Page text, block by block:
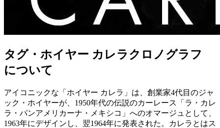
タグ・ホイヤー カレラクロノグラフ
について
アイコニックな「ホイヤー カレラ」は、創業家4代目のジャ
ック・ホイヤーが、1950年代の伝説のカーレース「ラ・カレ
ラ・パンアメリカーナ・メキシコ」へのオマージュとして、
1963年にデザインし、翌1964年に発表された。カレラとはス